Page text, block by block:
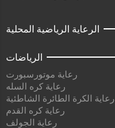
الرعاية الرياضية المحلية
الرياضات
رعاية موتورسبورت
رعاية كره السله
رعاية الكرة الطائرة الشاطئية
رعاية كره القدم
رعاية الجولف